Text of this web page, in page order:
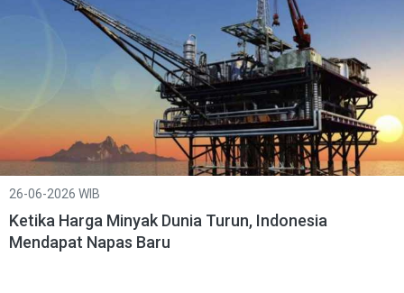
26-06-2026 WIB
Ketika Harga Minyak Dunia Turun, Indonesia
Mendapat Napas Baru